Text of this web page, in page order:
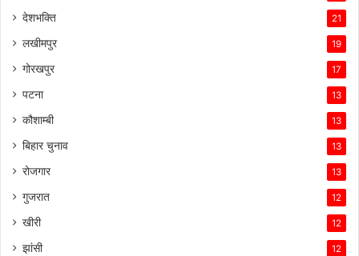
देशभक्ति 21
लखीमपुर 19
गोरखपुर 17
पटना 13
कौशाम्बी 13
बिहार चुनाव 13
रोजगार 13
गुजरात 12
खीरी 12
झांसी 12